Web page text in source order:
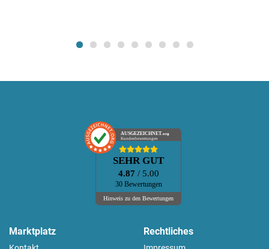
AUSGEZEICHNET.org
Kundenbewertungen
SEHR GUT
4.87 / 5.00
30 Bewertungen
Hinweis zu den Bewertungen
Marktplatz Rechtliches